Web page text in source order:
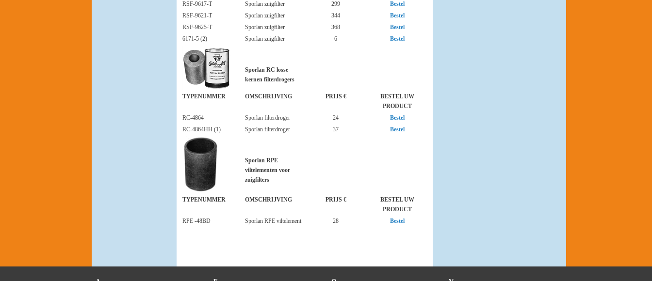
RSF-9617-T
Sporlan zuigfilter 299
Bestel
RSF-9621-T
Sporlan zuigfilter 344
Bestel
RSF-9625-T
Sporlan zuigfilter 368
Bestel
6171-5 (2)
Sporlan zuigfilter 6 Bestel
Sporlan RC losse
kernen filterdrogers
TYPENUMMER OMSCHRIJVING PRIJS €
BESTEL UW
PRODUCT
RC-4864
Sporlan filterdroger 24
Bestel
RC-4864HH (1)
Sporlan filterdroger 37 Bestel
Sporlan RPE
viltelementen voor
zuigfilters
TYPENUMMER OMSCHRIJVING PRIJS €
BESTEL UW
PRODUCT
RPE -48BD
Sporlan RPE viltelement 28 Bestel